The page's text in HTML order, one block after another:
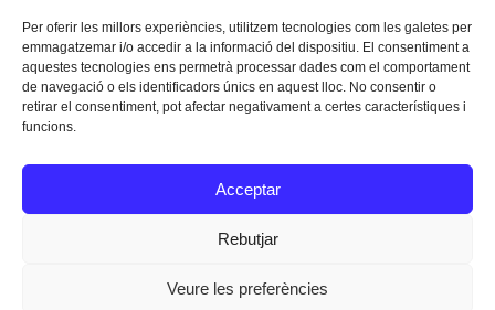
Per oferir les millors experiències, utilitzem tecnologies com les galetes per
emmagatzemar i/o accedir a la informació del dispositiu. El consentiment a
aquestes tecnologies ens permetrà processar dades com el comportament
de navegació o els identificadors únics en aquest lloc. No consentir o
retirar el consentiment, pot afectar negativament a certes característiques i
funcions.
Acceptar
Rebutjar
Veure les preferències
Instagram
Facebook
Twitter
Texts Legals